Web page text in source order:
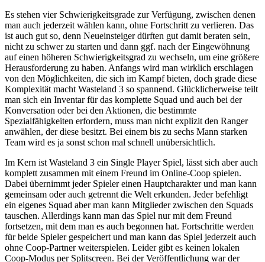
Es stehen vier Schwierigkeitsgrade zur Verfügung, zwischen denen
man auch jederzeit wählen kann, ohne Fortschritt zu verlieren. Das
ist auch gut so, denn Neueinsteiger dürften gut damit beraten sein,
nicht zu schwer zu starten und dann ggf. nach der Eingewöhnung
auf einen höheren Schwierigkeitsgrad zu wechseln, um eine größere
Herausforderung zu haben. Anfangs wird man wirklich erschlagen
von den Möglichkeiten, die sich im Kampf bieten, doch grade diese
Komplexität macht Wasteland 3 so spannend. Glücklicherweise teilt
man sich ein Inventar für das komplette Squad und auch bei der
Konversation oder bei den Aktionen, die bestimmte
Spezialfähigkeiten erfordern, muss man nicht explizit den Ranger
anwählen, der diese besitzt. Bei einem bis zu sechs Mann starken
Team wird es ja sonst schon mal schnell unübersichtlich.
Im Kern ist Wasteland 3 ein Single Player Spiel, lässt sich aber auch
komplett zusammen mit einem Freund im Online-Coop spielen.
Dabei übernimmt jeder Spieler einen Hauptcharakter und man kann
gemeinsam oder auch getrennt die Welt erkunden. Jeder befehligt
ein eigenes Squad aber man kann Mitglieder zwischen den Squads
tauschen. Allerdings kann man das Spiel nur mit dem Freund
fortsetzen, mit dem man es auch begonnen hat. Fortschritte werden
für beide Spieler gespeichert und man kann das Spiel jederzeit auch
ohne Coop-Partner weiterspielen. Leider gibt es keinen lokalen
Coop-Modus per Splitscreen. Bei der Veröffentlichung war der